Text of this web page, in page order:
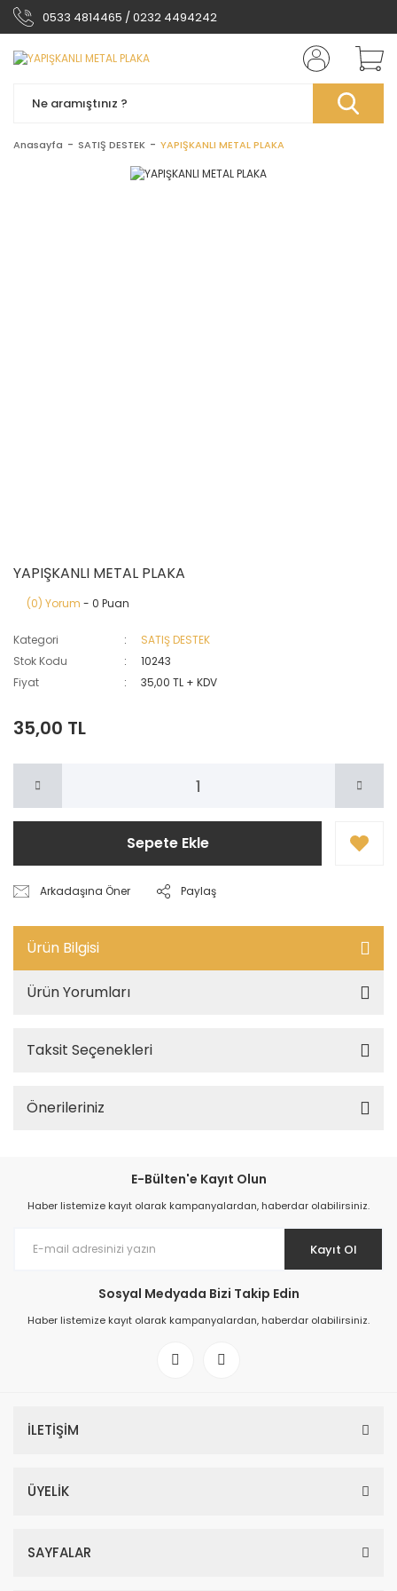
0533 4814465 / 0232 4494242
Anasayfa SATIŞ DESTEK YAPIŞKANLI METAL PLAKA
YAPIŞKANLI METAL PLAKA
(0) Yorum - 0 Puan
Kategori
SATIŞ DESTEK
Stok Kodu
10243
Fiyat
35,00 TL + KDV
35,00 TL
Sepete Ekle
Arkadaşına Öner Paylaş
Ürün Bilgisi
Ürün Yorumları
Taksit Seçenekleri
Önerileriniz
E-Bülten'e Kayıt Olun
Haber listemize kayıt olarak kampanyalardan, haberdar olabilirsiniz.
Kayıt Ol
Sosyal Medyada Bizi Takip Edin
Haber listemize kayıt olarak kampanyalardan, haberdar olabilirsiniz.
İLETİŞİM
ÜYELİK
SAYFALAR